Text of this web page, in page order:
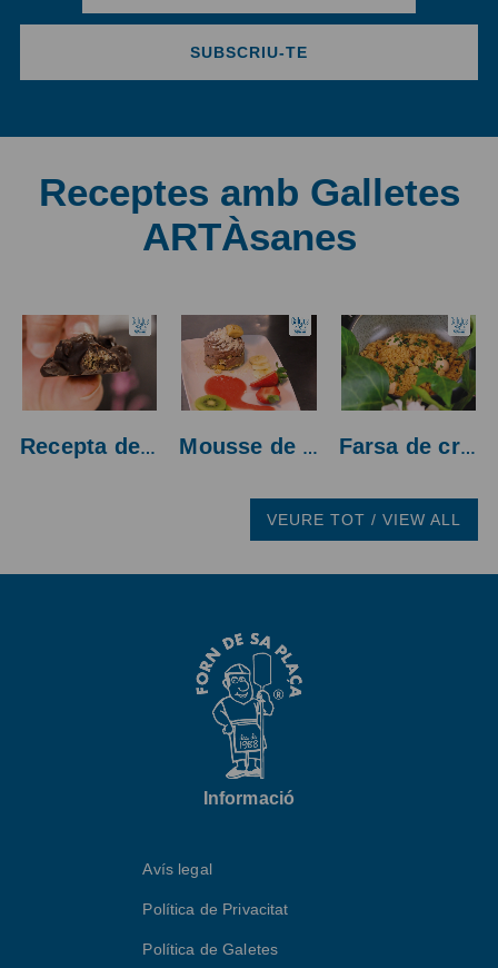
SUBSCRIU-TE
Receptes amb Galletes
ARTÀsanes
Recepta de roques de xocolata... Mousse de xocolata amb base de... Farsa de croquetes casolanes amb...
VEURE TOT / VIEW ALL
Informació
Avís legal
Política de Privacitat
Política de Galetes